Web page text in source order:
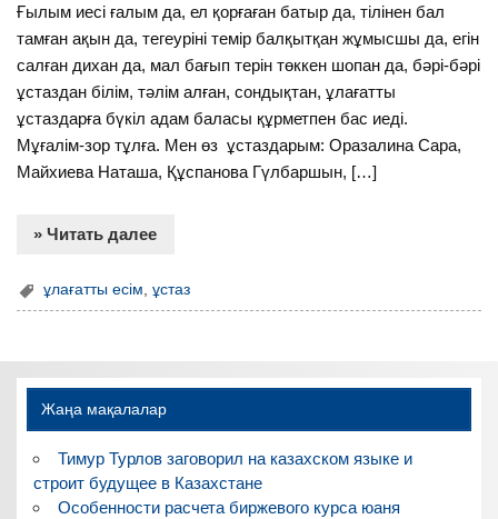
Ғылым иесі ғалым да, ел қорғаған батыр да, тілінен бал
тамған ақын да, тегеуріні темір балқытқан жұмысшы да, егін
салған дихан да, мал бағып терін төккен шопан да, бәрі-бәрі
ұстаздан білім, тәлім алған, сондықтан, ұлағатты
ұстаздарға бүкіл адам баласы құрметпен бас иеді.
Мұғалім-зор тұлға. Мен өз ұстаздарым: Оразалина Сара,
Майхиева Наташа, Құспанова Гүлбаршын, […]
» Читать далее
ұлағатты есім ,ұстаз
Жаңа мақалалар
Тимур Турлов заговорил на казахском языке и
строит будущее в Казахстане
Особенности расчета биржевого курса юаня